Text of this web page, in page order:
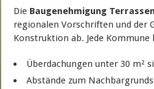
Die Baugenehmigung
regionalen Vorschriften und der
Konstruktion ab. Jede Kommune
Überdachungen unter 30 m²
Abstände zum